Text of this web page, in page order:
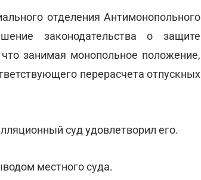
отделения Антимонопольного
законодательства о защите
занимая монопольное положение,
перерасчета отпускных
суд удовлетворил его.
местного суда.